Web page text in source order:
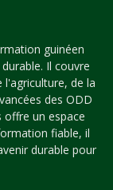
guinéen
Il couvre
de la
des ODD
offre un espace
fiable, il
durable pour